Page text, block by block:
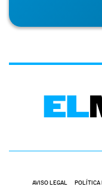
AVISO LEGAL POLÍTICA